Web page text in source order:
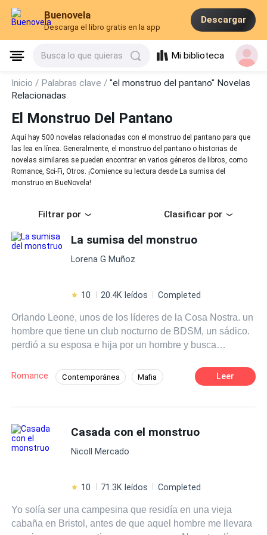
Buenovela
Descarga el libro gratis en la app
Descargar
Busca lo que quieras Mi biblioteca
Inicio / Palabras clave /"el monstruo del pantano" Novelas
Relacionadas
El Monstruo Del Pantano
Aquí hay 500 novelas relacionadas con el monstruo del pantano para que
las lea en línea. Generalmente, el monstruo del pantano o historias de
novelas similares se pueden encontrar en varios géneros de libros, como
Romance, Sci-Fi, Otros. ¡Comience su lectura desde La sumisa del
monstruo en BueNovela!
Filtrar por Clasificar por
La sumisa del monstruo
Lorena G Muñoz
10 20.4K leídos Completed
Orlando Leone, unos de los líderes de la Cosa Nostra. un
hombre que tiene un club nocturno de BDSM, un sádico.
perdió a su esposa e hija por un hombre y busca
venganza contra él pero jamás imaginó enamorarse de
él. Tercera parte de la saga los miserable.
Romance Contemporánea Mafia
Romance oscuro
Leer
Casada con el monstruo
Nicoll Mercado
10 71.3K leídos Completed
Yo solía ser una campesina que residía en una vieja
cabaña en Bristol, antes de que aquel hombre me llevara